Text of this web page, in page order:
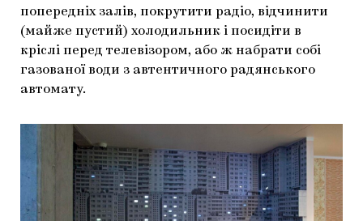
попередніх залів, покрутити радіо, відчинити
(майже пустий) холодильник і посидіти в
кріслі перед телевізором, або ж набрати собі
газованої води з автентичного радянського
автомату.